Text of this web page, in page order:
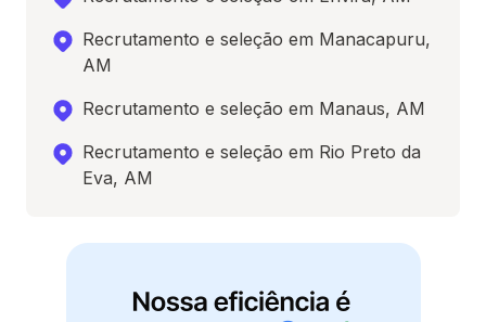
Recrutamento e seleção em Manacapuru,
AM
Recrutamento e seleção em Manaus, AM
Recrutamento e seleção em Rio Preto da
Eva, AM